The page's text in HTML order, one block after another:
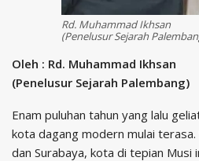
Rd. Muhammad Ikhsan
(Penelusur Sejarah
Oleh : Rd. Muhammad Ikhsan
(Penelusur Sejarah Palembang)
Enam puluhan tahun yang lalu
kota dagang modern mulai terasa.
dan Surabaya, kota di tepian Musi